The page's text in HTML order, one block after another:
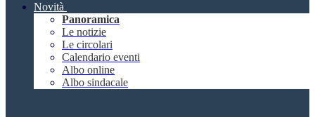
Novità
Panoramica
Le notizie
Le circolari
Calendario eventi
Albo online
Albo sindacale